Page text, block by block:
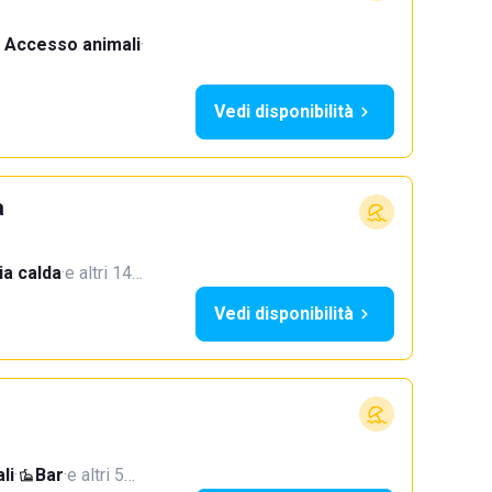
Accesso animali·
Vedi disponibilità
calda·e altri 14…
Vedi disponibilità
· Bar·e altri 5…